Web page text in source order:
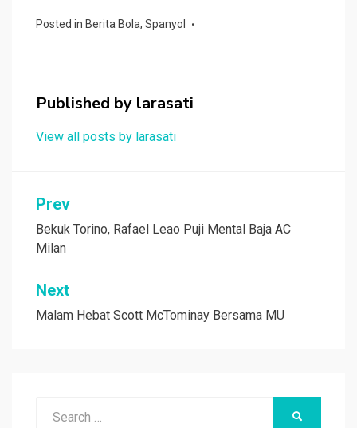
ce
o
k
tt at
p
p
e
C
Posted in Berita Bola, Spanyol
Published by larasati
View all posts by larasati
Navigasi
pos
Prev
Bekuk Torino, Rafael Leao Puji Mental Baja AC
Milan
Next
Malam Hebat Scott McTominay Bersama MU